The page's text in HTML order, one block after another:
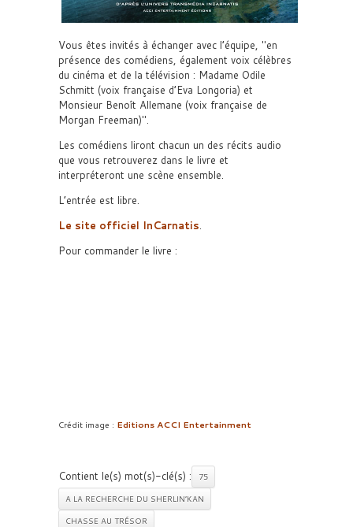
Vous êtes invités à échanger avec l’équipe,
en
présence des comédiens, également voix célèbres
du cinéma et de la télévision : Madame Odile
Schmitt (voix française d’Eva Longoria) et
Monsieur Benoît Allemane (voix française de
Morgan Freeman) .
Les comédiens liront chacun un des récits audio
que vous retrouverez dans le livre et
interpréteront une scène ensemble.
L’entrée est libre.
Le site officiel InCarnatis.
Pour commander le livre :
Crédit image : Editions ACCI Entertainment
Contient le(s) mot(s)-clé(s) :
75
A LA RECHERCHE DU SHERLIN’KAN
CHASSE AU TRÉSOR